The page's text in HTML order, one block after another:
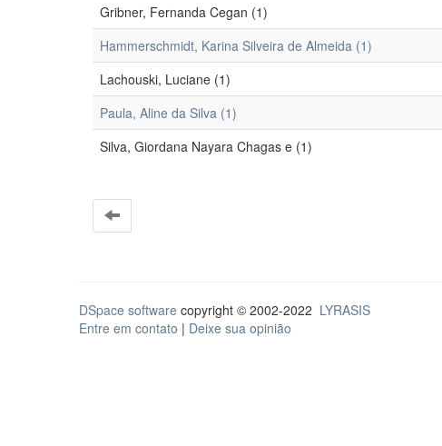
Gribner, Fernanda Cegan (1)
Hammerschmidt, Karina Silveira de Almeida (1)
Lachouski, Luciane (1)
Paula, Aline da Silva (1)
Silva, Giordana Nayara Chagas e (1)
DSpace software copyright © 2002-2022 LYRASIS
Entre em contato | Deixe sua opinião